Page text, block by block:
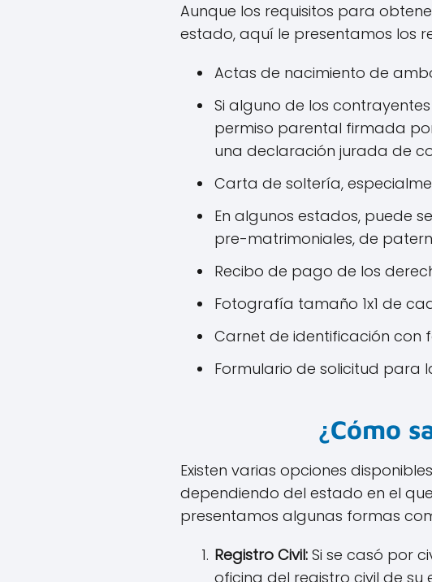
Aunque los requisitos para
estado, aquí le presentamos los
Actas de nacimiento de
Si alguno de los
permiso parental firmada
una declaración jurada de
Carta de soltería,
En algunos estados, puede
pre-matrimoniales, de
Recibo de pago de los
Fotografía tamaño 1x1 de
Carnet de identificación con
Formulario de solicitud para
¿Cómo
Existen varias opciones
dependiendo del estado en el
presentamos algunas formas
Registro Civil: Si se casó por
oficina del registro civil de